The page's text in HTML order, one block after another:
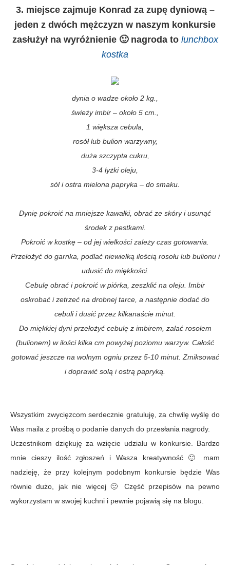
3. miejsce zajmuje Konrad za zupę dyniową –
jeden z dwóch mężczyzn w naszym konkursie
zasłużył na wyróżnienie 🙂 nagroda to lunchbox
kostka
dynia o wadze około 2 kg.,
świeży imbir – około 5 cm.,
1 większa cebula,
rosół lub bulion warzywny,
duża szczypta cukru,
3-4 łyżki oleju,
sól i ostra mielona papryka – do smaku.
Dynię pokroić na mniejsze kawałki, obrać ze skóry i usunąć
środek z pestkami.
Pokroić w kostkę – od jej wielkości zależy czas gotowania.
Przełożyć do garnka, podlać niewielką ilością rosołu lub bulionu i
udusić do miękkości.
Cebulę obrać i pokroić w piórka, zeszklić na oleju. Imbir
oskrobać i zetrzeć na drobnej tarce, a następnie dodać do
cebuli i dusić przez kilkanaście minut.
Do miękkiej dyni przełożyć cebulę z imbirem, zalać rosołem
(bulionem) w ilości kilka cm powyżej poziomu warzyw. Całość
gotować jeszcze na wolnym ogniu przez 5-10 minut. Zmiksować
i doprawić solą i ostrą papryką.
Wszystkim zwycięzcom serdecznie gratuluję, za chwilę wyślę do
Was maila z prośbą o podanie danych do przesłania nagrody.
Uczestnikom dziękuję za wzięcie udziału w konkursie. Bardzo
mnie cieszy ilość zgłoszeń i Wasza kreatywność 🙂 mam
nadzieję, że przy kolejnym podobnym konkursie będzie Was
równie dużo, jak nie więcej 🙂 Część przepisów na pewno
wykorzystam w swojej kuchni i pewnie pojawią się na blogu.